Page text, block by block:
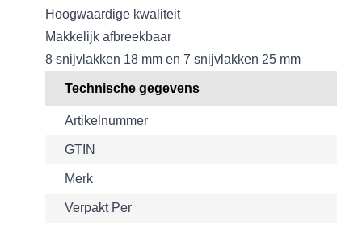
Hoogwaardige kwaliteit
Makkelijk afbreekbaar
8 snijvlakken 18 mm en 7 snijvlakken 25 mm
Technische gegevens
Artikelnummer
GTIN
Merk
Verpakt Per